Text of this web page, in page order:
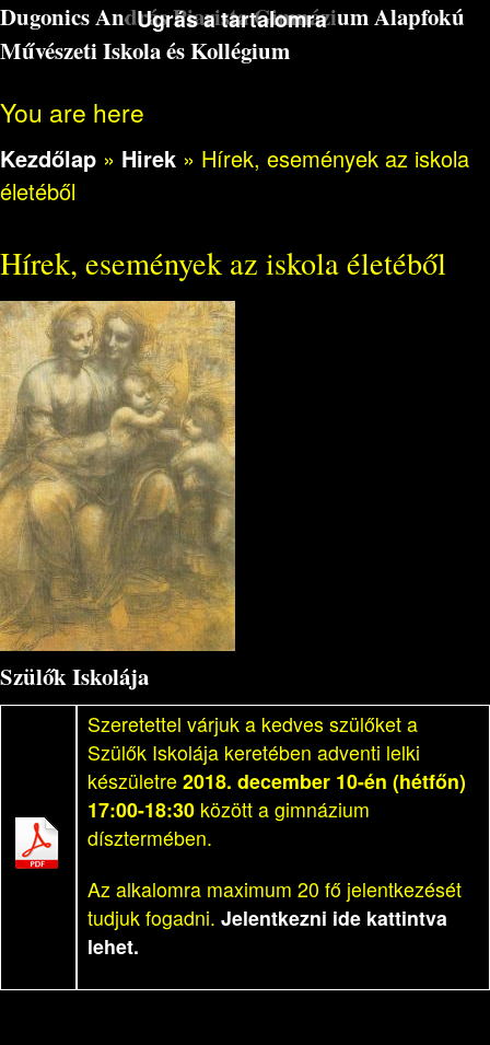
Ugrás a tartalomra
Dugonics András Piarista Gimnázium Alapfokú
Művészeti Iskola és Kollégium
You are here
Kezdőlap » Hirek » Hírek, események az iskola
életéből
Hírek, események az iskola életéből
Szülők Iskolája
Szeretettel várjuk a kedves szülőket a
Szülők Iskolája keretében adventi lelki
készületre 2018. december 10-én (hétfőn)
17:00-18:30 között a gimnázium
dísztermében.
Az alkalomra maximum 20 fő jelentkezését
tudjuk fogadni. Jelentkezni ide kattintva
lehet.